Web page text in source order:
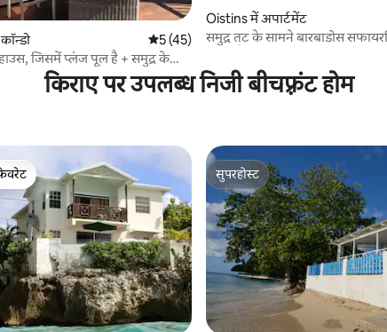
औसत रेटिंग 5 में से 5, 45 समीक्षाएँ
5 (45)
जिसमें प्लंज पूल है + समुद्र के
Oistins में अपार्टमेंट
समुद्र तट के सामने बारबाडोस
किराए पर उपलब्ध निजी बीचफ़्रंट होम
सुपरहोस्ट
सुपरहोस्ट